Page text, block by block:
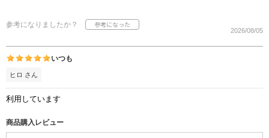
参考になりましたか？
2026/08/05
いつも
ヒロ さん
利用しています
商品購入レビュー